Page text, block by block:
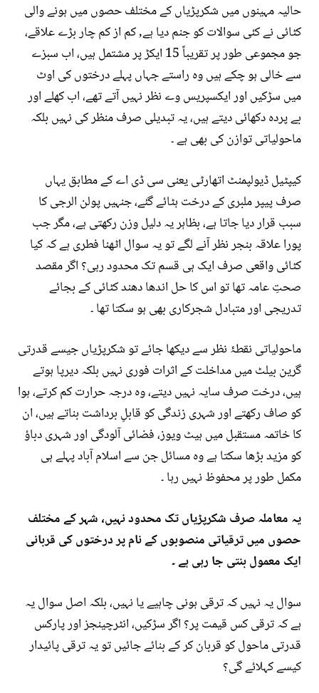
حالیہ مہینوں میں شکرپڑیاں کے مختلف حصوں میں ہونے والی
کٹائی نے کئی سوالات کو جنم دیا ہے, کم از کم چار بڑے علاقے،
جو مجموعی طور پر تقریباً 15 ایکڑ پر مشتمل ہیں، اب سبزے
سے خالی ہو چکے ہیں وہ راستے جہاں پہلے درختوں کی اوٹ
میں سڑکیں اور ایکسپریس وے نظر نہیں آتے تھے، اب کھلے اور
بے پردہ دکھائی دیتے ہیں، یہ تبدیلی صرف منظر کی نہیں بلکہ
ماحولیاتی توازن کی بھی ہے ۔
کیپٹیل ڈیولپمنٹ اتھارٹی یعنی سی ڈی اے کے مطابق یہاں
صرف پیپر ملبری کے درخت ہٹائے گئے، جنہیں پولن الرجی کا
سبب قرار دیا جاتا ہے، بظاہر یہ دلیل وزن رکھتی ہے، مگر جب
پورا علاقہ بنجر نظر آنے لگے تو یہ سوال اٹھنا فطری ہے کہ کیا
کٹائی واقعی صرف ایک ہی قسم تک محدود رہی؟ اگر مقصد
صحتِ عامہ تھا تو اس کا حل اندھا دھند کٹائی کے بجائے
تدریجی اور متبادل شجرکاری بھی ہو سکتا تھا ۔
ماحولیاتی نقطۂ نظر سے دیکھا جائے تو شکرپڑیاں جیسے قدرتی
گرین بیلٹ میں مداخلت کے اثرات فوری نہیں بلکہ دیرپا ہوتے
ہیں، درخت صرف سایہ نہیں دیتے، وہ درجہ حرارت کم کرتے، ہوا
کو صاف رکھتے اور شہری زندگی کو قابلِ برداشت بناتے ہیں، ان
کا خاتمہ مستقبل میں ہیٹ ویوز، فضائی آلودگی اور شہری دباؤ
کو مزید بڑھا سکتا ہے وہ مسائل جن سے اسلام آباد پہلے ہی
مکمل طور پر محفوظ نہیں رہا ۔
یہ معاملہ صرف شکرپڑیاں تک محدود نہیں، شہر کے مختلف
حصوں میں ترقیاتی منصوبوں کے نام پر درختوں کی قربانی
ایک معمول بنتی جا رہی ہے ۔
سوال یہ نہیں کہ ترقی ہونی چاہیے یا نہیں، بلکہ اصل سوال یہ
ہے کہ ترقی کس قیمت پر؟ اگر سڑکیں، انٹرچینجز اور پارکس
قدرتی ماحول کو قربان کر کے بنائے جائیں تو یہ ترقی پائیدار
کیسے کہلائے گی؟